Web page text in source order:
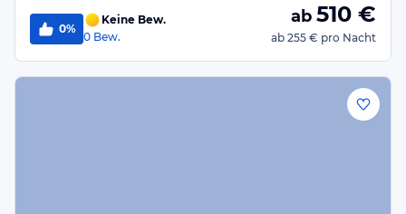
0%
Keine Bew.
0 Bew.
ab 510 €
ab 255 € pro Nacht